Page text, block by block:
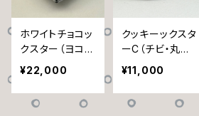
ホワイトチョコッ
クスター（ヨコシ
マ）四人セット・
箱ックスター入
り【A】
¥22,000
クッキーックスタ
ーC（チビ・丸ド
ット）
¥11,000